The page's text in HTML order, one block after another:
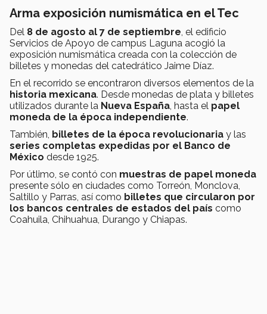
Arma exposición numismática en el Tec
Del 8 de agosto al 7 de septiembre, el edificio
Servicios de Apoyo de campus Laguna acogió la
exposición numismática creada con la colección de
billetes y monedas del catedrático Jaime Díaz.
En el recorrido se encontraron diversos elementos de la
historia mexicana. Desde monedas de plata y billetes
utilizados durante la Nueva España, hasta el papel
moneda de la época independiente.
También, billetes de la época revolucionaria y las
series completas expedidas por el Banco de
México desde 1925.
Por útlimo, se contó con muestras de papel moneda
presente sólo en ciudades como Torreón, Monclova,
Saltillo y Parras, así como billetes que circularon por
los bancos centrales de estados del país como
Coahuila, Chihuahua, Durango y Chiapas.